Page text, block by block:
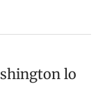
lo